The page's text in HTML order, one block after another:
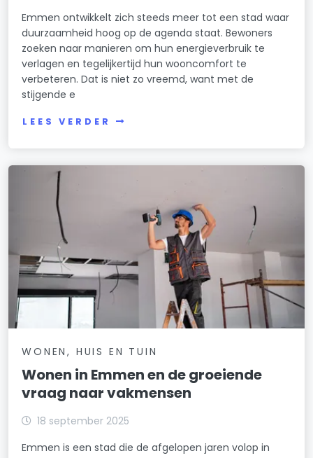
Emmen ontwikkelt zich steeds meer tot een stad waar
duurzaamheid hoog op de agenda staat. Bewoners
zoeken naar manieren om hun energieverbruik te
verlagen en tegelijkertijd hun wooncomfort te
verbeteren. Dat is niet zo vreemd, want met de
stijgende e
LEES VERDER
WONEN, HUIS EN TUIN
Wonen in Emmen en de groeiende
vraag naar vakmensen
18 september 2025
Emmen is een stad die de afgelopen jaren volop in